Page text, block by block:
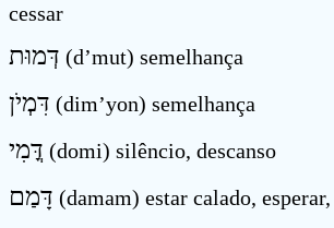
cessar
דְּמוּת (d’mut) semelhança
דִּמְיֹן (dim’yon) semelhança
דֳּמִי (domi) silêncio, descanso
דָּמַם (damam) estar calado,